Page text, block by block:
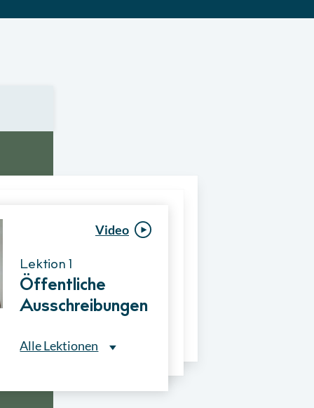
Video
Lektion 1
Öffentliche
Ausschreibungen
Alle Lektionen
Vergabeverfahre
Alle Lektionen